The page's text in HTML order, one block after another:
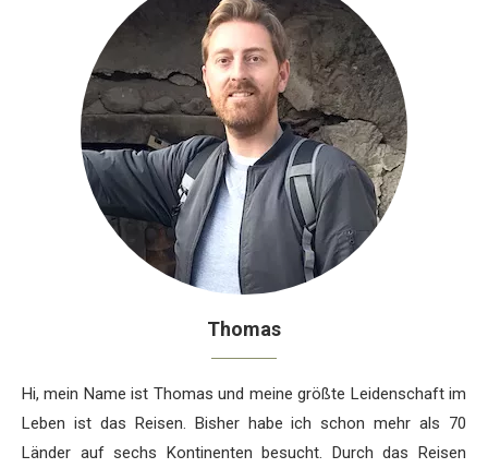
Thomas
Hi, mein Name ist Thomas und meine größte Leidenschaft im
Leben ist das Reisen. Bisher habe ich schon mehr als 70
Länder auf sechs Kontinenten besucht. Durch das Reisen